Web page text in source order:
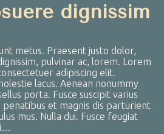
dignissim
metus. Praesent justo dolor,
pulvinar ac, lorem. Lorem
adipiscing elit.
lacus. Aenean nonummy
porta. Fusce suscipit varius
penatibus et magnis dis parturient
mus. Nulla dui. Fusce feugiat